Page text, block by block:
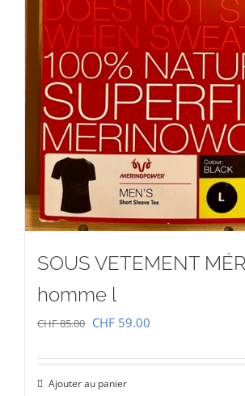
SOUS VETEMENT
homme l
CHF85.00 Le
CHF 59.00
Ajouter au panier